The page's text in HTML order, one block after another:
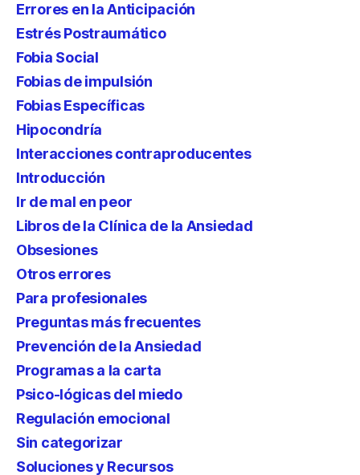
Errores en la Anticipación
Estrés Postraumático
Fobia Social
Fobias de impulsión
Fobias Específicas
Hipocondría
Interacciones contraproducentes
Introducción
Ir de mal en peor
Libros de la Clínica de la Ansiedad
Obsesiones
Otros errores
Para profesionales
Preguntas más frecuentes
Prevención de la Ansiedad
Programas a la carta
Psico-lógicas del miedo
Regulación emocional
Sin categorizar
Soluciones y Recursos